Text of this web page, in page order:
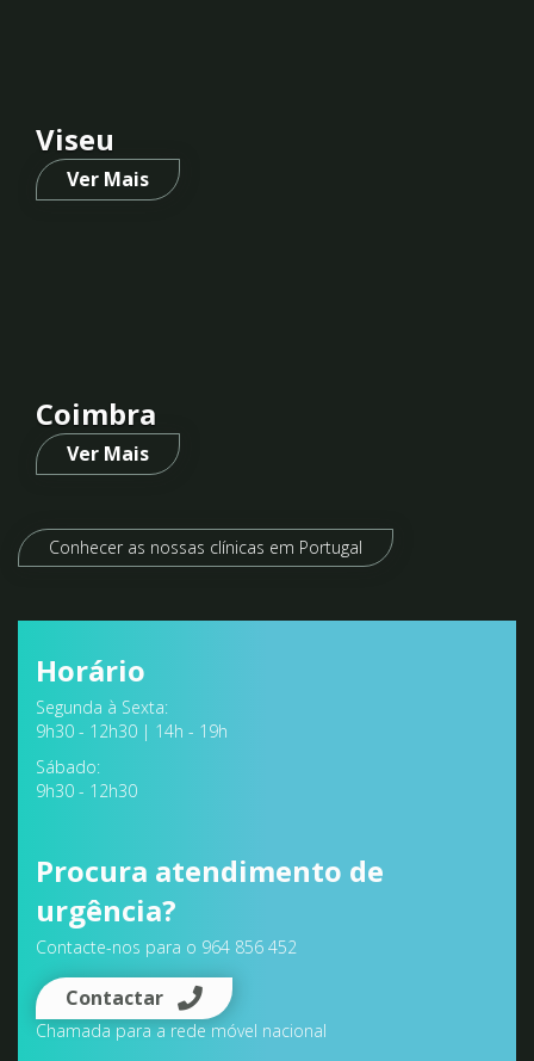
Viseu
Ver Mais
Coimbra
Ver Mais
Conhecer as nossas clínicas em Portugal
Horário
Segunda à Sexta:
9h30 - 12h30 | 14h - 19h
Sábado:
9h30 - 12h30
Procura atendimento de
urgência?
Contacte-nos para o 964 856 452
Contactar
Chamada para a rede móvel nacional